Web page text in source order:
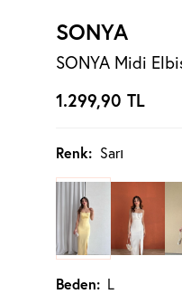
SONYA
SONYA Midi
1.299,90 TL
Renk: Sarı
Beden: L